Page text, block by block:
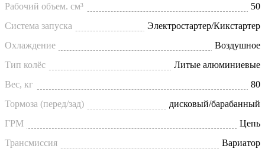
Рабочий объем. см³
50
Система запуска
Электростартер/Кикстартер
Охлаждение
Воздушное
Тип колёс
Литые алюминиевые
Вес, кг
80
Тормоза (перед/зад)
дисковый/барабанный
ГРМ
Цепь
Трансмиссия
Вариатор